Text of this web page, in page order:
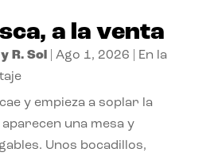
a la venta
R. Sol| Ago 1, 2026
En la
y empieza a soplar la
una mesa y
Unos bocadillos,